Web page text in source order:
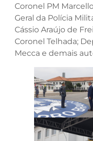
Coronel PM
Geral da Polícia
Cássio Araújo de
Coronel Telhada;
Mecca e demais